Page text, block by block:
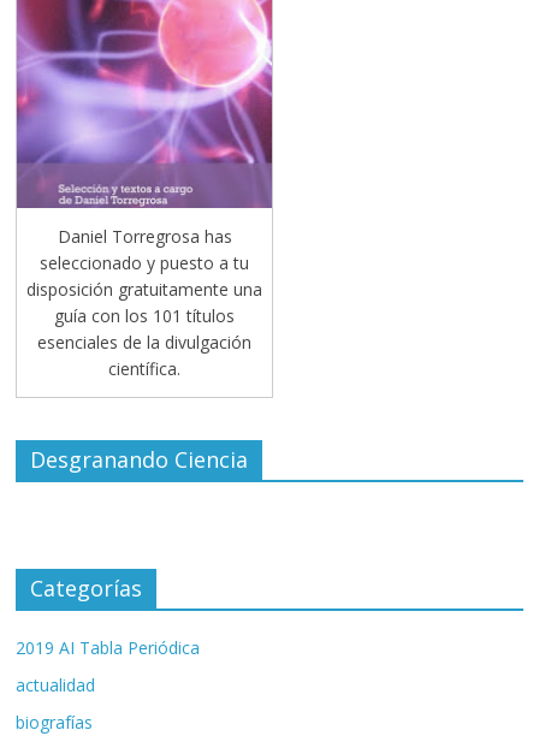
Daniel Torregrosa has
seleccionado y puesto a tu
disposición gratuitamente una
guía con los 101 títulos
esenciales de la divulgación
científica.
Desgranando Ciencia
Categorías
2019 AI Tabla Periódica
actualidad
biografías